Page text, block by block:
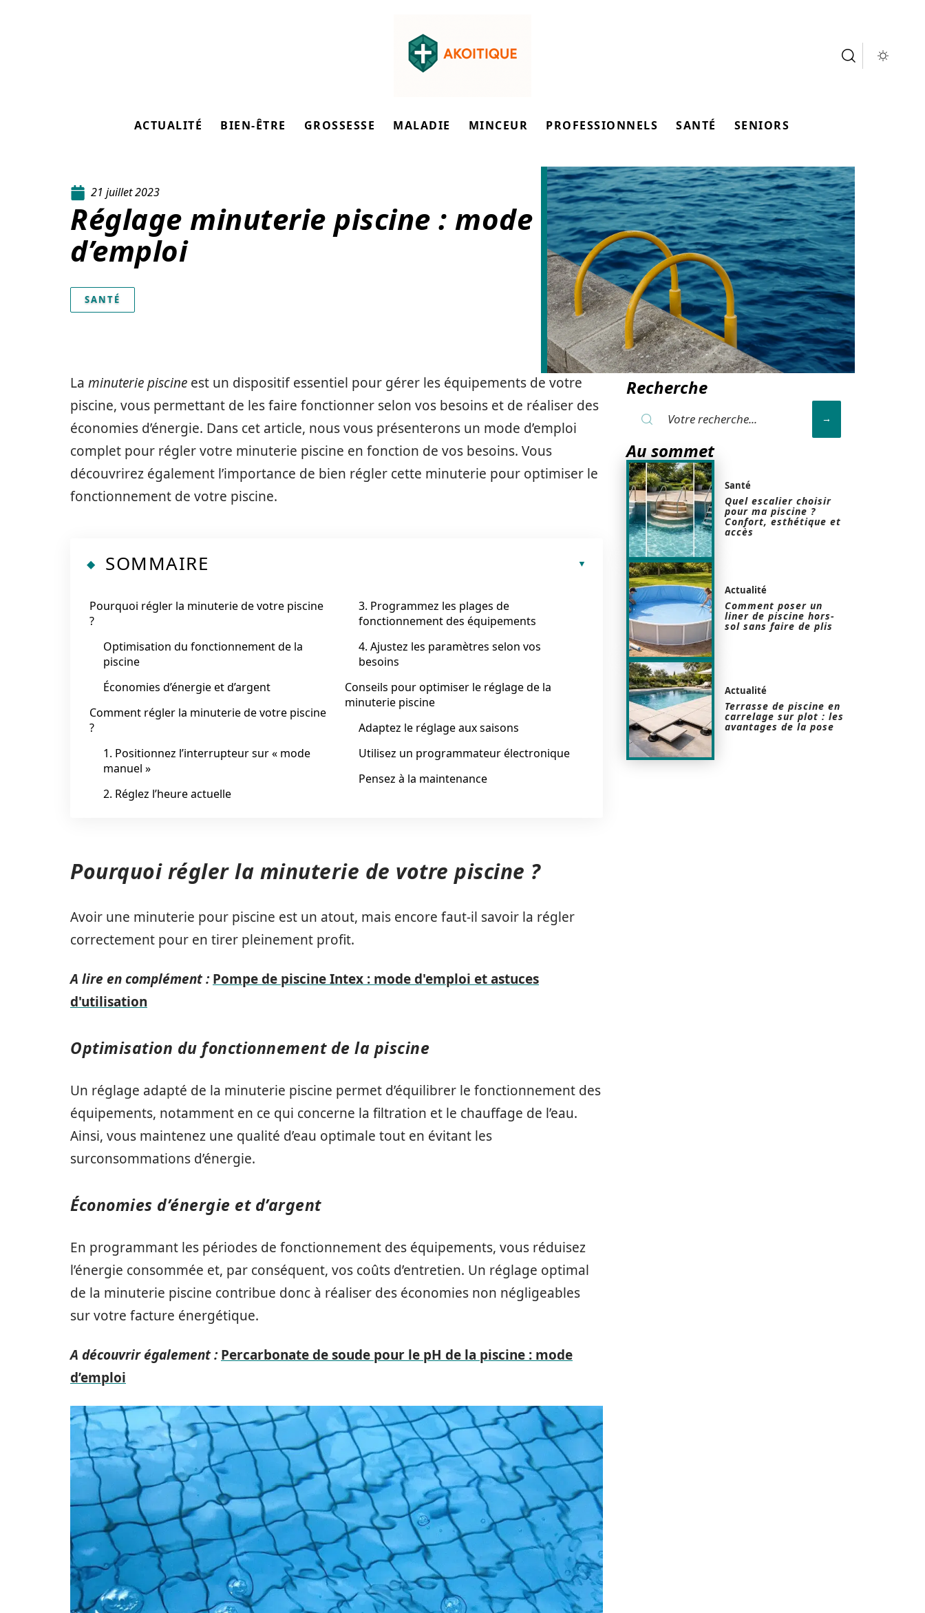
ACTUALITÉ BIEN-ÊTRE GROSSESSE MALADIE MINCEUR PROFESSIONNELS SANTÉ SENIORS
21 juillet 2023
Réglage minuterie piscine : mode
d’emploi
SANTÉ
La minuterie piscine est un dispositif essentiel pour gérer les équipements de votre
piscine, vous permettant de les faire fonctionner selon vos besoins et de réaliser des
économies d’énergie. Dans cet article, nous vous présenterons un mode d’emploi
complet pour régler votre minuterie piscine en fonction de vos besoins. Vous
découvrirez également l’importance de bien régler cette minuterie pour optimiser le
fonctionnement de votre piscine.
SOMMAIRE
Pourquoi régler la minuterie de votre piscine
?
Optimisation du fonctionnement de la
piscine
Économies d’énergie et d’argent
Comment régler la minuterie de votre piscine
?
1. Positionnez l’interrupteur sur « mode
manuel »
2. Réglez l’heure actuelle
3. Programmez les plages de
fonctionnement des équipements
4. Ajustez les paramètres selon vos
besoins
Conseils pour optimiser le réglage de la
minuterie piscine
Adaptez le réglage aux saisons
Utilisez un programmateur électronique
Pensez à la maintenance
Pourquoi régler la minuterie de votre piscine ?
Avoir une minuterie pour piscine est un atout, mais encore faut-il savoir la régler
correctement pour en tirer pleinement profit.
A lire en complément : Pompe de piscine Intex : mode d'emploi et astuces
d'utilisation
Optimisation du fonctionnement de la piscine
Un réglage adapté de la minuterie piscine permet d’équilibrer le fonctionnement des
équipements, notamment en ce qui concerne la filtration et le chauffage de l’eau.
Ainsi, vous maintenez une qualité d’eau optimale tout en évitant les
surconsommations d’énergie.
Économies d’énergie et d’argent
En programmant les périodes de fonctionnement des équipements, vous réduisez
l’énergie consommée et, par conséquent, vos coûts d’entretien. Un réglage optimal
de la minuterie piscine contribue donc à réaliser des économies non négligeables
sur votre facture énergétique.
A découvrir également : Percarbonate de soude pour le pH de la piscine : mode
d’emploi
Recherche
Au sommet
Santé
Quel escalier choisir
pour ma piscine ?
Confort, esthétique et
accès
Actualité
Comment poser un
liner de piscine hors-
sol sans faire de plis
Actualité
Terrasse de piscine en
carrelage sur plot : les
avantages de la pose